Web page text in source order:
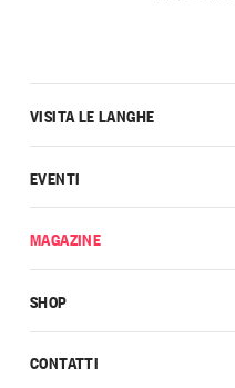
CONTATTI
VISITA LE LANGHE
EVENTI
MAGAZINE
SHOP